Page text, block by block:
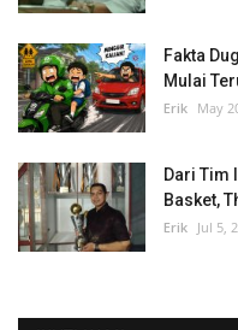
Fakta
Mulai
Erik May
Dari Tim
Basket,
Erik Jul 5,